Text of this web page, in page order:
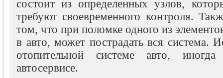
состоит из определенных узлов,
требуют своевременного контроля.
том, что при поломке одного из
в авто, может пострадать вся система.
отопительной системе авто,
автосервисе.